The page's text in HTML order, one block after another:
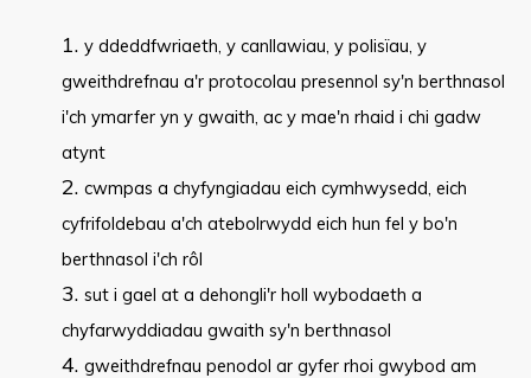
y ddeddfwriaeth, y canllawiau, y polisïau, y
gweithdrefnau a'r protocolau presennol sy'n berthnasol
i'ch ymarfer yn y gwaith, ac y mae'n rhaid i chi gadw
atynt
cwmpas a chyfyngiadau eich cymhwysedd, eich
cyfrifoldebau a'ch atebolrwydd eich hun fel y bo'n
berthnasol i'ch rôl
sut i gael at a dehongli'r holl wybodaeth a
chyfarwyddiadau gwaith sy'n berthnasol
gweithdrefnau penodol ar gyfer rhoi gwybod am